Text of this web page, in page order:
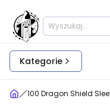
Kategorie
100 Dragon Shield